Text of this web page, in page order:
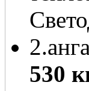
530